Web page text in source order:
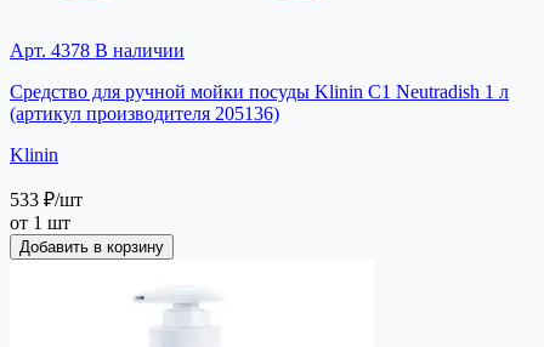
Арт. 4378 В наличии
Средство для ручной мойки посуды Klinin C1 Neutradish 1 л
(артикул производителя 205136)
Klinin
533 ₽/шт
от 1 шт
Добавить в корзину